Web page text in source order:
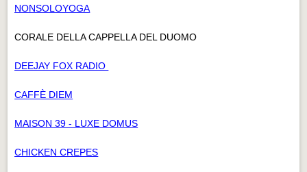
NONSOLOYOGA
CORALE DELLA CAPPELLA DEL DUOMO
DEEJAY FOX RADIO
CAFFÈ DIEM
MAISON 39 - LUXE DOMUS
CHICKEN CREPES